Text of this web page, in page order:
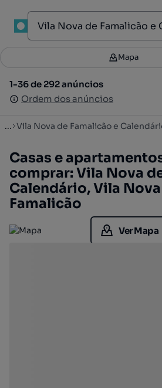
Filtros 1
1-36 de 292 anúncios
Ordem dos anúncios
Mapa
1-36 de 292 anúncios
Ordem dos anúncios
... Vila Nova de Famalicão e
Casas e
comprar: Vila Nova
Calendário, Vila
Famalicão
Ver Mapa